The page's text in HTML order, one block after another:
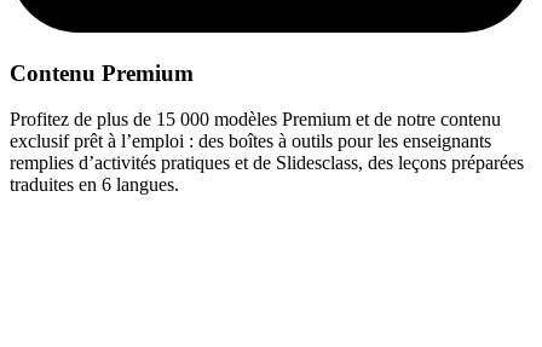
Contenu Premium
Profitez de plus de 15 000 modèles Premium et de notre contenu
exclusif prêt à l’emploi : des boîtes à outils pour les enseignants
remplies d’activités pratiques et de Slidesclass, des leçons préparées
traduites en 6 langues.